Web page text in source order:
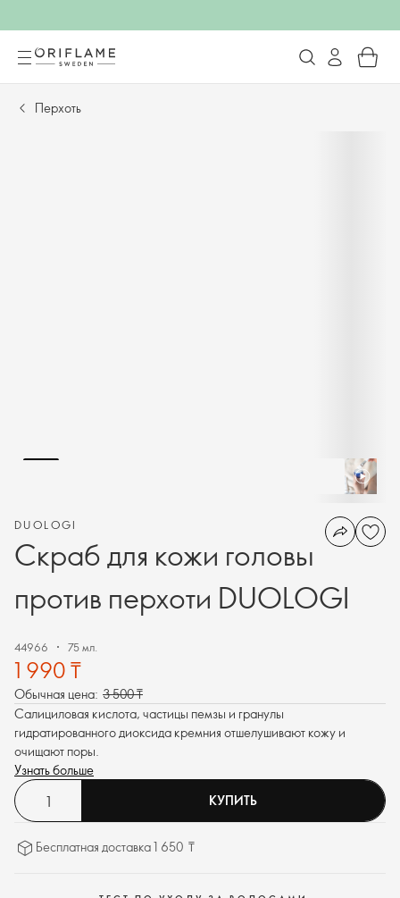
Перхоть
DUOLOGI
Скраб для кожи головы
против перхоти DUOLOGI
44966 75 мл.
1 990 ₸
Обычная цена: 3 500 ₸
Салициловая кислота, частицы пемзы и гранулы
гидратированного диоксида кремния отшелушивают кожу и
очищают поры.
Узнать больше
КУПИТЬ
Бесплатная доставка 1 650 ₸